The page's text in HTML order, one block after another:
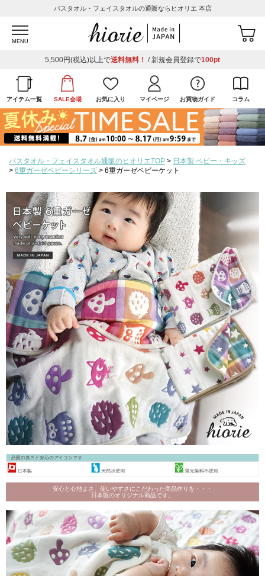
バスタオル・フェイスタオルの通販ならヒオリエ 本店
MENU
5,500円(税込)以上で送料無料！ / 新規会員登録で100pt
アイテム一覧 SALE会場 お気に入り マイページ お買物ガイド コラム
バスタオル・フェイスタオル通販のヒオリエTOP
日本製 ベビー・キッズ
6重ガーゼベビーシリーズ
6重ガーゼベビーケット
安心と心地よさ、使いやすさにこだわった商品作りを・・・
日本製のオリジナル商品です。